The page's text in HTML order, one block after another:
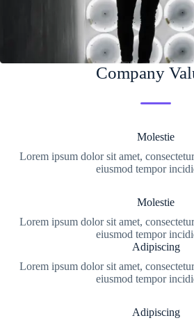
Company
Molestie
Lorem ipsum dolor sit amet,
eiusmod tempor
Molestie
Lorem ipsum dolor sit amet,
eiusmod tempor
Adipiscing
Lorem ipsum dolor sit amet,
eiusmod tempor
Adipiscing